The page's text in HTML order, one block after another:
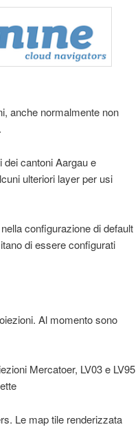
anche normalmente non
cantoni Aargau e
ulteriori layer per usi
configurazione di default
di essere configurati
Al momento sono
Mercatoer, LV03 e LV95
Le map tile renderizzata